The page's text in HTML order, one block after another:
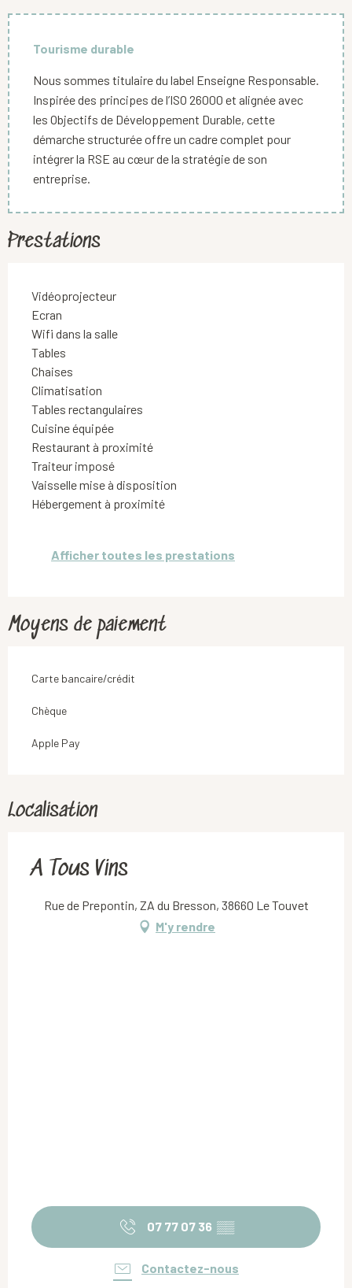
Tourisme durable
Nous sommes titulaire du label Enseigne Responsable.
Inspirée des principes de l’ISO 26000 et alignée avec
les Objectifs de Développement Durable, cette
démarche structurée offre un cadre complet pour
intégrer la RSE au cœur de la stratégie de son
entreprise.
Prestations
Vidéoprojecteur
Ecran
Wifi dans la salle
Tables
Chaises
Climatisation
Tables rectangulaires
Cuisine équipée
Restaurant à proximité
Traiteur imposé
Vaisselle mise à disposition
Hébergement à proximité
Afficher toutes les prestations
Moyens de paiement
Carte bancaire/crédit
Chèque
Apple Pay
Localisation
A Tous Vins
Rue de Prepontin, ZA du Bresson, 38660 Le Touvet
M'y rendre
07 77 07 36 ▒▒
Contactez-nous